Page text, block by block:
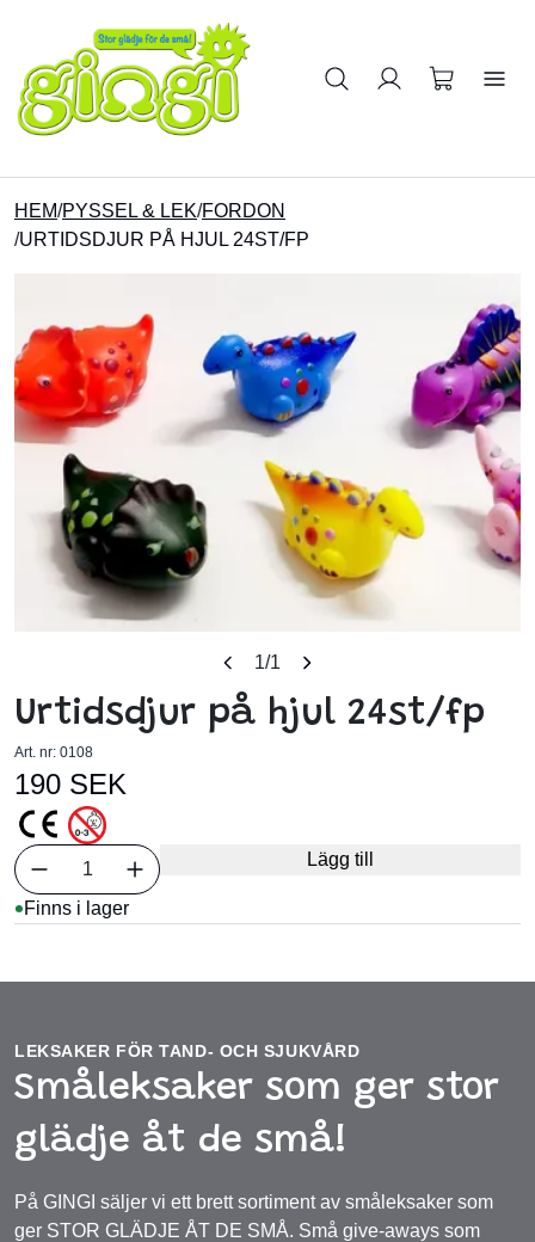
Sök på produkter
HEM/PYSSEL & LEK/FORDON
/URTIDSDJUR PÅ HJUL 24ST/FP
1/1
Urtidsdjur på hjul 24st/fp
Art. nr: 0108
190 SEK
Välj antal
1 Lägg till
Finns i lager
LEKSAKER FÖR TAND- OCH SJUKVÅRD
Småleksaker som ger stor
glädje åt de små!
På GINGI säljer vi ett brett sortiment av småleksaker som
ger STOR GLÄDJE ÅT DE SMÅ. Små give-aways som